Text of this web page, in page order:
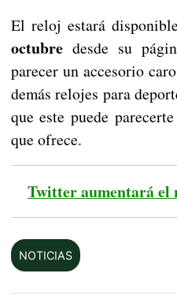
El reloj estará
octubredesde su
parecer un accesorio
demás relojes para
que este puede
que ofrece.
Twitter aumentará el
NOTICIAS